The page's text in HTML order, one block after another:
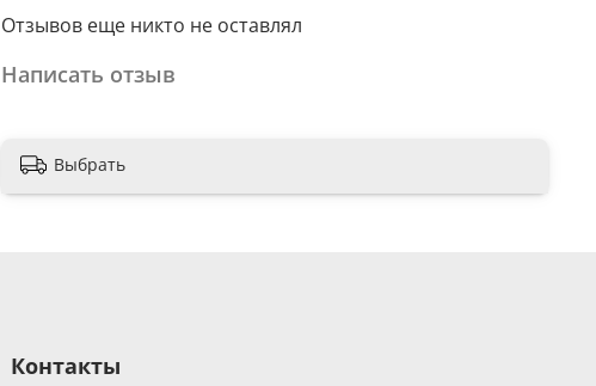
Отзывов еще никто не оставлял
Написать отзыв
Выбрать
Контакты